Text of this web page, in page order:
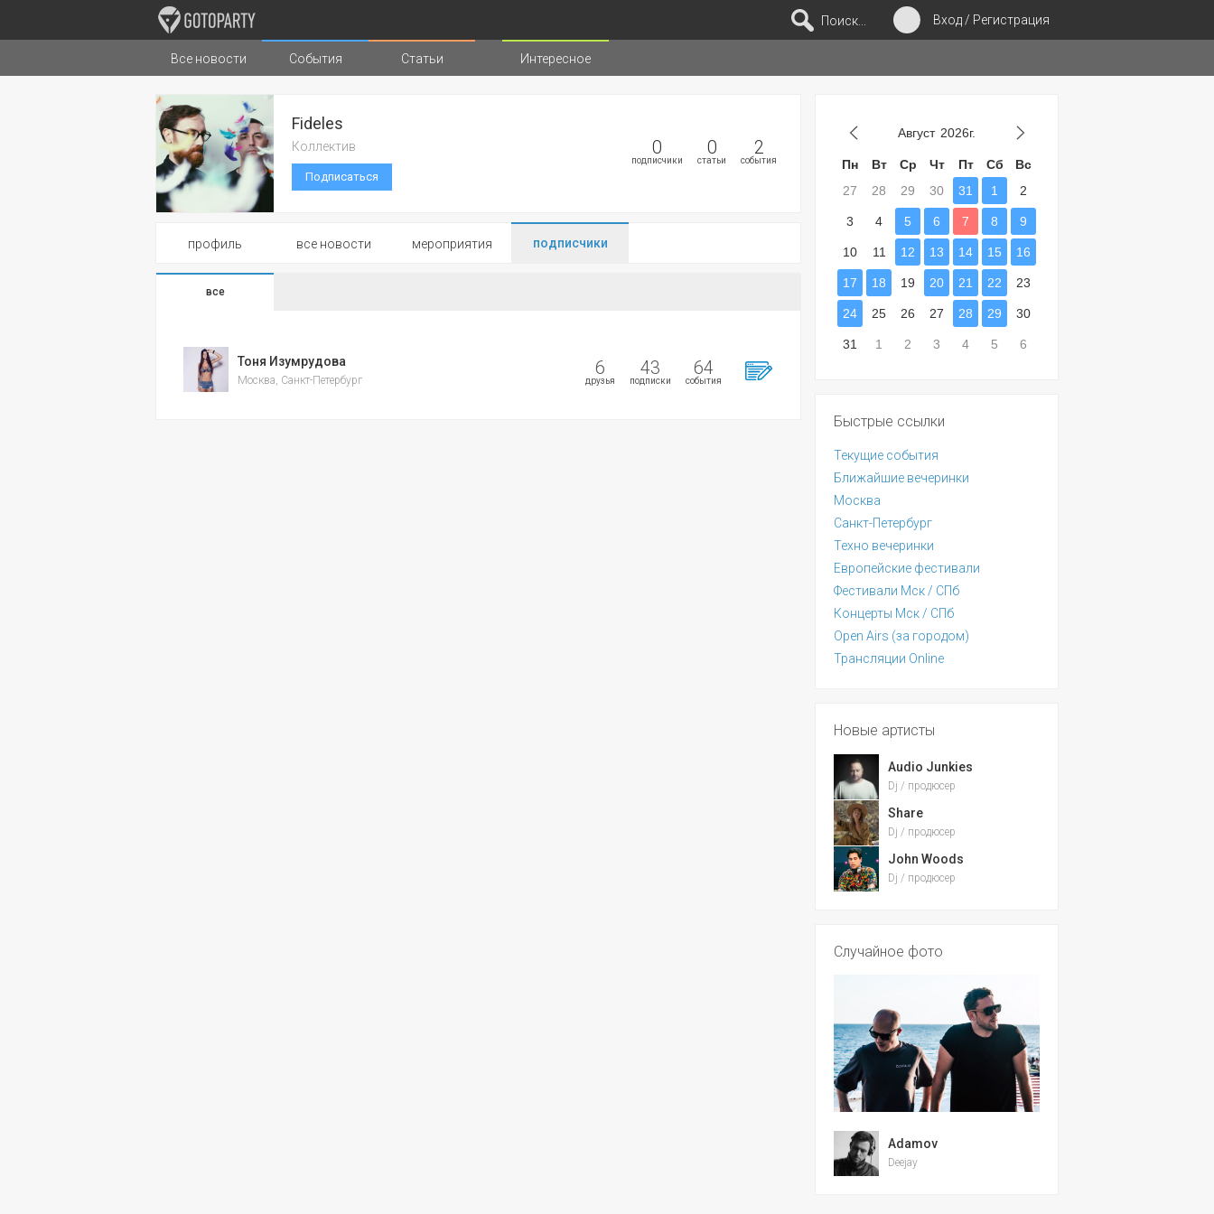
Вход / Регистрация
Поиск...
Города Музыка Типы страниц
Все новости События Статьи Интересное
0
подписчики
0
статьи
2
события
Fideles
Коллектив
Подписаться
профиль все новости мероприятия подписчики
все
6
друзья
43
подписки
64
события
Тоня Изумрудова
Москва, Санкт-Петербург
Август 2026г.
Пн Вт Ср Чт Пт Сб
Вс
27
28 29 30 31 1 2
3 4 5 6 7 8 9
10 11 12 13 14 15 16
17 18 19 20 21 22 23
24 25 26 27 28 29 30
31 1 2 3 4 5 6
Быстрые ссылки
Текущие события
Ближайшие вечеринки
Москва
Санкт-Петербург
Техно вечеринки
Европейские фестивали
Фестивали Мск / СПб
Концерты Мск / СПб
Open Airs (за городом)
Трансляции Online
Новые артисты
Audio Junkies
Dj / продюсер
Share
Dj / продюсер
John Woods
Dj / продюсер
Случайное фото
Adamov
Deejay